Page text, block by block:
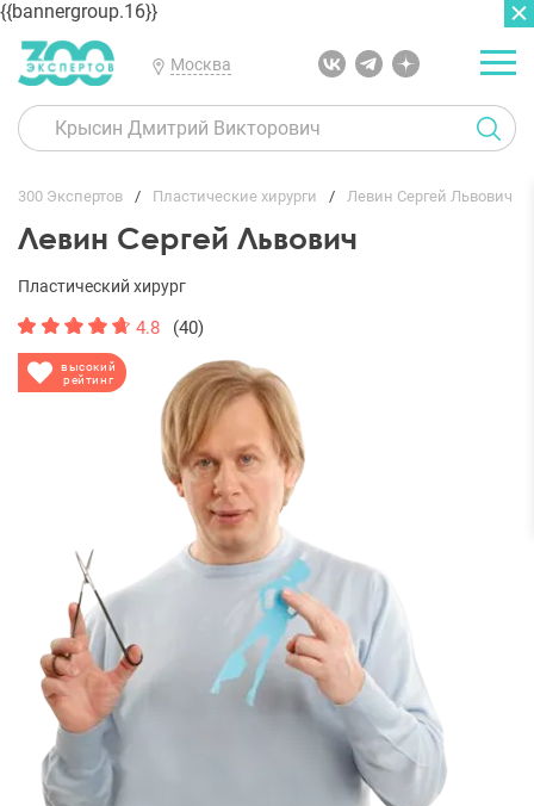
{{bannergroup.16}}
Москва
300 Экспертов Пластические хирурги Левин Сергей Львович
Левин Сергей Львович
высокий
рейтинг
Пластический хирург
4.8 (40)
ГЛАВНАЯ ОТЗЫВЫ